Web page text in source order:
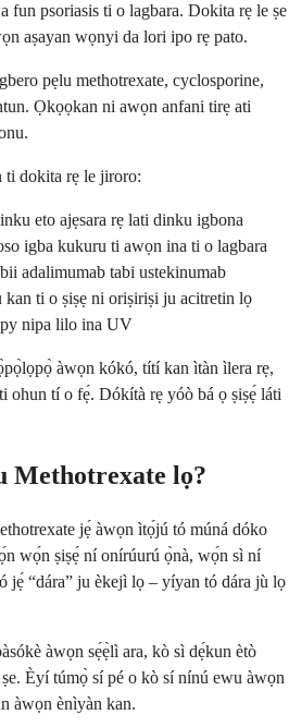
fun psoriasis ti o lagbara. Dokita rẹ le ṣe
aṣayan wọnyi da lori ipo rẹ pato.
pẹlu methotrexate, cyclosporine,
Ọkọọkan ni awọn anfani tirẹ ati
dokita rẹ le jiroro:
eto ajẹsara rẹ lati dinku igbona
igba kukuru ti awọn ina ti o lagbara
adalimumab tabi ustekinumab
kan ti o ṣiṣẹ ni oriṣiriṣi ju acitretin lọ
nipa lilo ina UV
àwọn kókó, títí kan ìtàn ìlera rẹ,
ohun tí o fẹ́. Dókítà rẹ yóò bá ọ ṣiṣẹ́ láti
Methotrexate lọ?
jẹ́ àwọn ìtọ́jú tó múná dóko
wọ́n ṣiṣẹ́ ní onírúurú ọ̀nà, wọ́n sì ní
jẹ́ “dára” ju èkejì lọ – yíyan tó dára jù lọ
àwọn sẹ́ẹ̀lì ara, kò sì dẹ́kun ètò
Èyí túmọ̀ sí pé o kò sí nínú ewu àwọn
àwọn ènìyàn kan.